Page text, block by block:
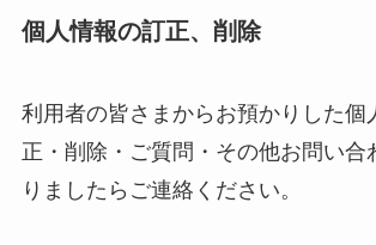
個人情報の訂正、削除
利用者の皆さまからお預かりした個
正・削除・ご質問・その他お問い合
りましたらご連絡ください。